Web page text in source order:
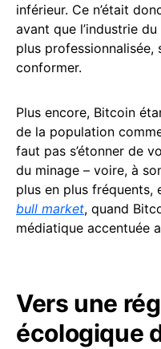
inférieur. Ce n’était
avant que l’industrie
plus professionnalisée,
conformer.
Plus encore, Bitcoin
de la population
faut pas s’étonner de
du minage – voire, à
plus en plus fréquents,
bull market, quand
médiatique accentuée
Vers une
écologique